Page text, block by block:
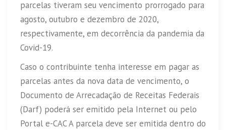
parcelas tiveram seu vencimento prorrogado para
agosto, outubro e dezembro de 2020,
respectivamente, em decorrência da pandemia da
Covid-19.
Caso o contribuinte tenha interesse em pagar as
parcelas antes da nova data de vencimento, o
Documento de Arrecadação de Receitas Federais
(Darf) poderá ser emitido pela Internet ou pelo
Portal e-CAC A parcela deve ser emitida dentro do